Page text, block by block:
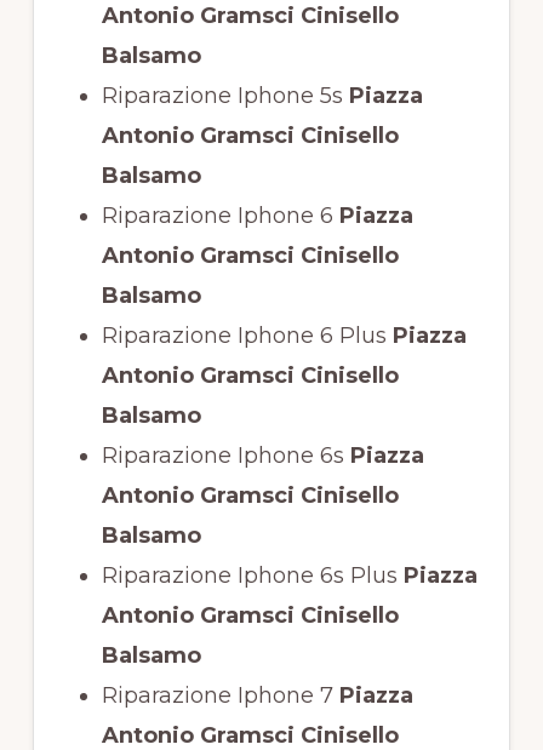
Antonio Gramsci Cinisello
Balsamo
Riparazione Iphone 5s Piazza
Antonio Gramsci Cinisello
Balsamo
Riparazione Iphone 6 Piazza
Antonio Gramsci Cinisello
Balsamo
Riparazione Iphone 6 Plus Piazza
Antonio Gramsci Cinisello
Balsamo
Riparazione Iphone 6s Piazza
Antonio Gramsci Cinisello
Balsamo
Riparazione Iphone 6s Plus Piazza
Antonio Gramsci Cinisello
Balsamo
Riparazione Iphone 7Piazza
Antonio Gramsci Cinisello